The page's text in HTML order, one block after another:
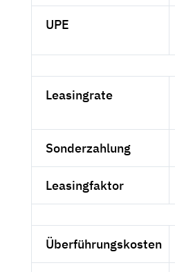
UPE
Leasingrate
Sonderzahlung
Leasingfaktor
Überführungskosten